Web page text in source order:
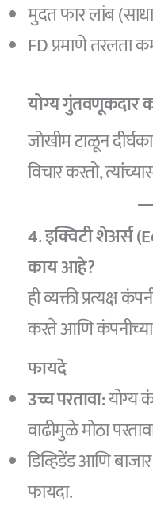
मुदत फार लांब
FD प्रमाणे तरलता
योग्य गुंतवणूकदार
जोखीम टाळून
विचार करतो,
4. इक्विटी शेअर्स
काय आहे?
ही व्यक्ती प्रत्यक्ष
करते आणि कंपनीच्या
फायदे
उच्च परतावा:योग्य
वाढीमुळे मोठा
डिव्हिडेंड आणि
फायदा.